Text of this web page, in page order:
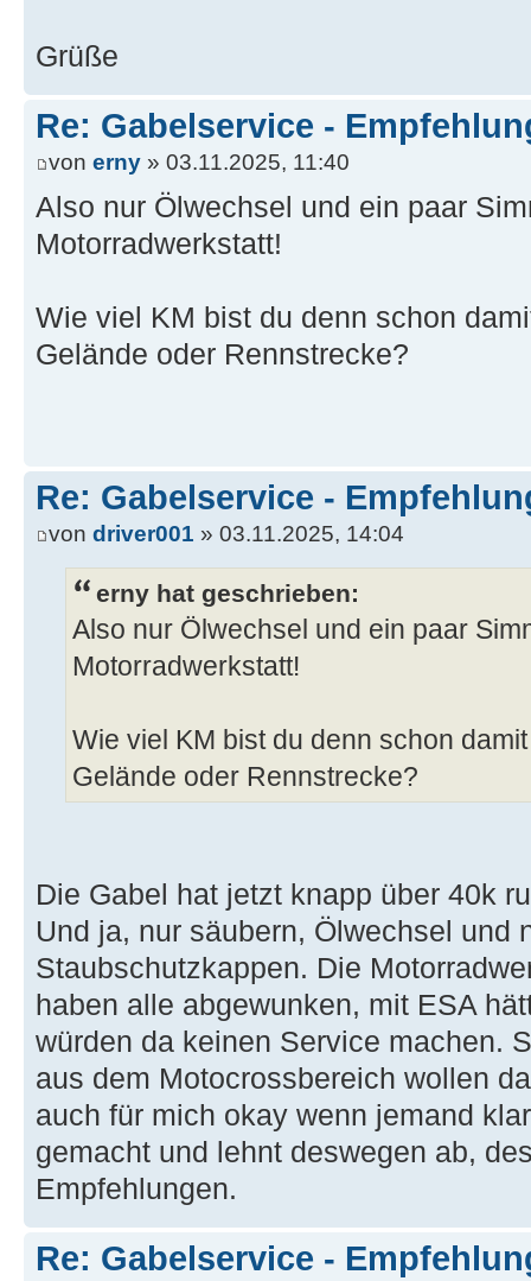
Grüße
Re: Gabelservice -
von erny » 03.11.2025, 11:40
Also nur Ölwechsel und ein paar
Motorradwerkstatt!
Wie viel KM bist du denn schon
Gelände oder Rennstrecke?
Re: Gabelservice -
von driver001 » 03.11.2025, 14:04
erny hat geschrieben:
Also nur Ölwechsel und ein paar
Motorradwerkstatt!
Wie viel KM bist du denn schon
Gelände oder Rennstrecke?
Die Gabel hat jetzt knapp über 40k
Und ja, nur säubern, Ölwechsel und
Staubschutzkappen. Die
haben alle abgewunken, mit ESA
würden da keinen Service machen.
aus dem Motocrossbereich wollen
auch für mich okay wenn jemand
gemacht und lehnt deswegen ab,
Empfehlungen.
Re: Gabelservice -